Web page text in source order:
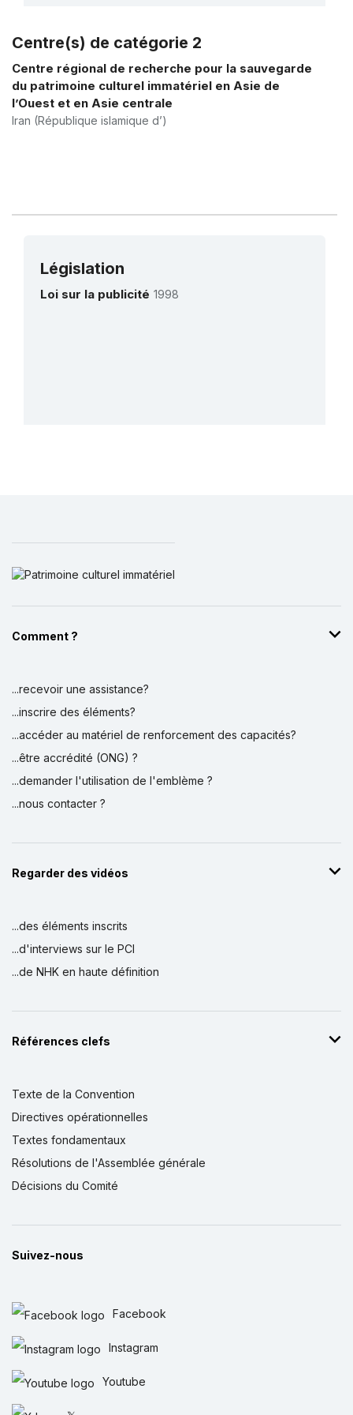
Plus de détails
Centre(s) de catégorie 2
Centre régional de recherche pour la sauvegarde
du patrimoine culturel immatériel en Asie de
l’Ouest et en Asie centrale
Iran (République islamique d’)
Législation
Loi sur la publicité 1998
Comment ?
...recevoir une assistance?
...inscrire des éléments?
...accéder au matériel de renforcement des capacités?
...être accrédité (ONG) ?
...demander l'utilisation de l'emblème ?
...nous contacter ?
Regarder des vidéos
...des éléments inscrits
...d'interviews sur le PCI
...de NHK en haute définition
Références clefs
Texte de la Convention
Directives opérationnelles
Textes fondamentaux
Résolutions de l'Assemblée générale
Décisions du Comité
Suivez-nous
Facebook
Instagram
Youtube